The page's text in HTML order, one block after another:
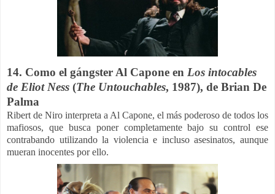
14. Como el gángster Al Capone en Los intocables
de Eliot Ness (The Untouchables, 1987), de Brian De
Palma
Ribert de Niro interpreta a Al Capone, el más poderoso de todos los
mafiosos, que busca poner completamente bajo su control ese
contrabando utilizando la violencia e incluso asesinatos, aunque
mueran inocentes por ello.